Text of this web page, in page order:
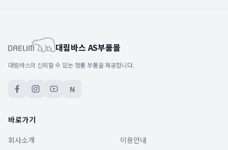
대림바스 AS부품몰
대림바스의 신뢰할 수 있는 정품 부품을 제공합니다.
N
바로가기
회사소개
이용안내